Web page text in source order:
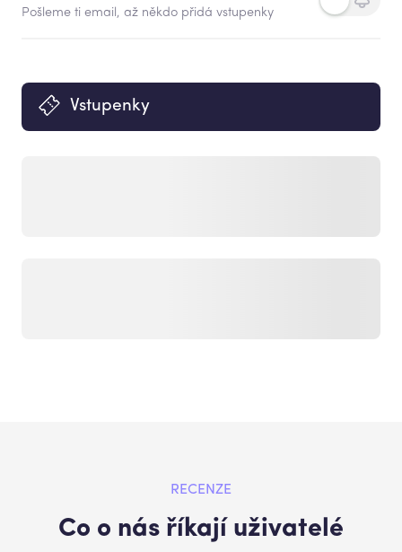
Pošleme ti email, až někdo přidá vstupenky
Vstupenky
RECENZE
Co o nás říkají uživatelé